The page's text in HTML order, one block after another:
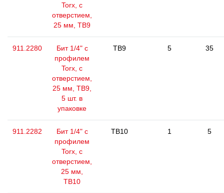
Torx, с
отверстием,
25 мм, ТВ9
911.2280
Бит 1/4" с
профилем
Torx, с
отверстием,
25 мм, ТВ9,
5 шт. в
упаковке
TB9 5 35
911.2282
Бит 1/4" с
профилем
Torx, с
отверстием,
25 мм,
ТВ10
TB10 1 5